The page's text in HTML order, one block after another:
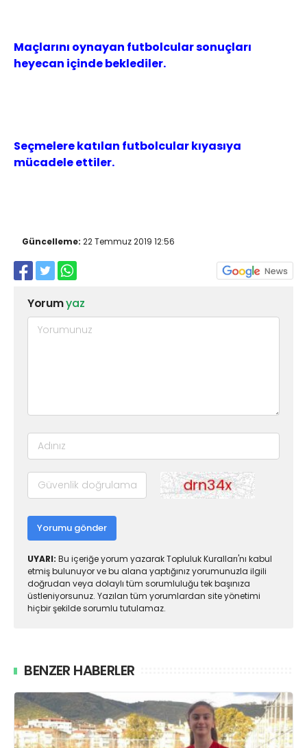
Maçlarını oynayan futbolcular sonuçları
heyecan içinde beklediler.
Seçmelere katılan futbolcular kıyasıya
mücadele ettiler.
Güncelleme: 22 Temmuz 2019 12:56
Yorumyaz
Yorumu gönder
UYARI: Bu içeriğe yorum yazarak Topluluk Kuralları'nı kabul
etmiş bulunuyor ve bu alana yaptığınız yorumunuzla ilgili
doğrudan veya dolaylı tüm sorumluluğu tek başınıza
üstleniyorsunuz. Yazılan tüm yorumlardan site yönetimi
hiçbir şekilde sorumlu tutulamaz.
BENZER HABERLER